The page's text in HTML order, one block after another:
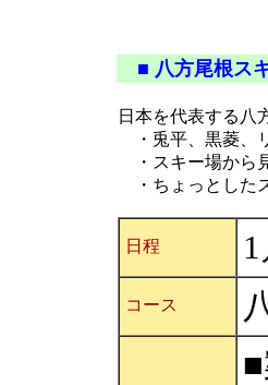
■ 八方尾根ス
日本を代表する八
・兎平、黒菱、
・スキー場から
・ちょっとした
日程
コース